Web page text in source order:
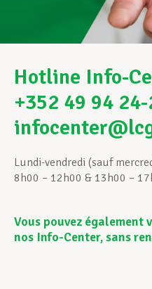
Assistance au
Vos droits
Assistance en vie
Développement
Hotline Info-
+352 49 94
Lundi-vendredi (sauf
8h00 – 12h00 & 13h00 –
Vous pouvez également
nos Info-Center, sans